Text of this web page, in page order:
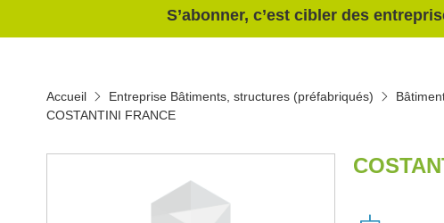
S’abonner, c’est cibler des
Accueil Entreprise Bâtiments, structures (préfabriqués)
COSTANTINI FRANCE